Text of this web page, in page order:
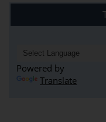
Powered by
Translate